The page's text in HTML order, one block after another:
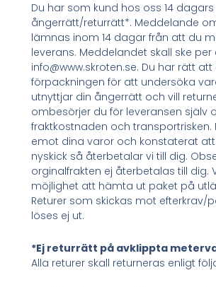
Du har som kund hos oss 14 dagars
ångerrätt/returrätt*. Meddelande
lämnas inom 14 dagar från att du
leverans. Meddelandet skall ske
info@www.skroten.se. Du har rätt
förpackningen för att undersöka
utnyttjar din ångerrätt och vill
ombesörjer du för leveransen själv
fraktkostnaden och transportrisken.
emot dina varor och konstaterat
nyskick så återbetalar vi till dig.
orginalfrakten ej återbetalas till dig.
möjlighet att hämta ut paket på
Returer som skickas mot efterkrav/
löses ej ut.
*Ej returrätt på avklippta
Alla returer skall returneras enligt